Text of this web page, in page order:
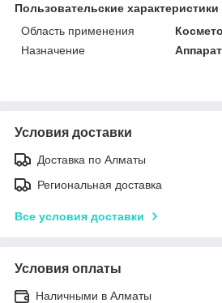
Пользовательские характеристики
Область применения
Назначение
Условия доставки
Доставка по Алматы
Региональная доставка
Все условия доставки
Условия оплаты
Наличными в Алматы